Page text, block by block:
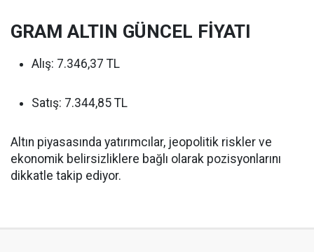
GRAM ALTIN GÜNCEL FİYATI
Alış: 7.346,37 TL
Satış: 7.344,85 TL
Altın piyasasında yatırımcılar, jeopolitik riskler ve
ekonomik belirsizliklere bağlı olarak pozisyonlarını
dikkatle takip ediyor.